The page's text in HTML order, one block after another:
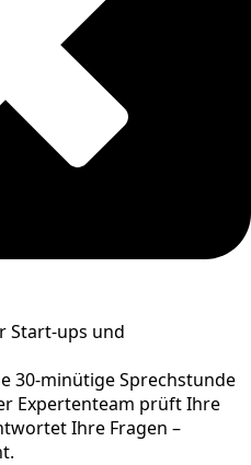
Start-ups und
30-minütige Sprechstunde
Expertenteam prüft Ihre
Ihre Fragen –